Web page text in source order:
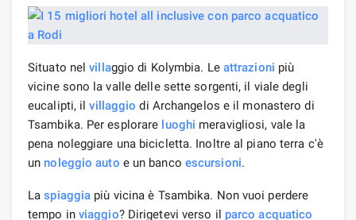
Situato nelvillaggio di Kolymbia. Le attrazioni più
vicine sono la valle delle sette sorgenti, il viale degli
eucalipti, ilvillaggio di Archangelos e il monastero di
Tsambika. Per esplorare luoghi meravigliosi, vale la
pena noleggiare una bicicletta. Inoltre al piano terra c'è
un noleggio auto e un banco escursioni.
Laspiaggia più vicina è Tsambika. Non vuoi perdere
tempo in viaggio? Dirigetevi verso il parco acquatico